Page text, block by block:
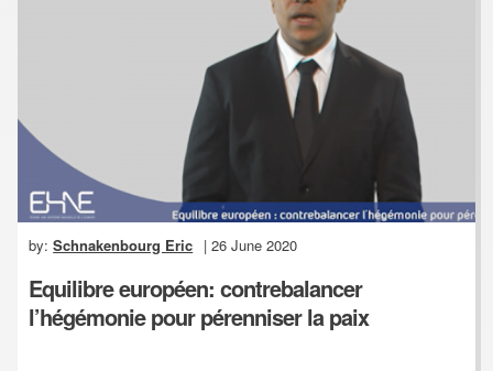
by:Schnakenbourg Eric | 26 June 2020
Equilibre européen: contrebalancer
l’hégémonie pour pérenniser la paix